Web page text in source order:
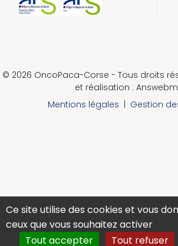
© 2026 OncoPaca-Corse - Tous droits
et réalisation :
Mentions légales | Gestion
Ce site utilise des cookies et vous
ceux que vous souhaitez activer
Tout accepter
Tout refuser